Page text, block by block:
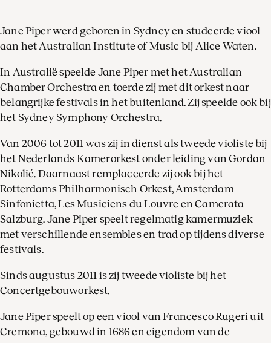
Jane Piper werd geboren in Sydney en studeerde viool
aan het Australian Institute of Music bij Alice Waten.
In Australië speelde Jane Piper met het Australian
Chamber Orchestra en toerde zij met dit orkest naar
belangrijke festivals in het buitenland. Zij speelde ook bij
het Sydney Symphony Orchestra.
Van 2006 tot 2011 was zij in dienst als tweede violiste bij
het Nederlands Kamerorkest onder leiding van Gordan
Nikolić. Daarnaast remplaceerde zij ook bij het
Rotterdams Philharmonisch Orkest, Amsterdam
Sinfonietta, Les Musiciens du Louvre en Camerata
Salzburg. Jane Piper speelt regelmatig kamermuziek
met verschillende ensembles en trad op tijdens diverse
festivals.
Sinds augustus 2011 is zij tweede violiste bij het
Concertgebouworkest.
Jane Piper speelt op een viool van Francesco Rugeri uit
Cremona, gebouwd in 1686 en eigendom van de